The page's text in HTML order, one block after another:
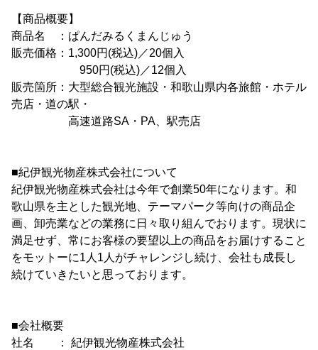
【商品概要】
商品名 ：ぱんだみるくまんじゅう
販売価格：1,300円(税込)／20個入
950円(税込)／12個入
販売箇所：大型総合観光施設・和歌山県内各旅館・ホテル
売店・道の駅・
高速道路SA・PA、駅売店
■紀伊観光物産株式会社について
紀伊観光物産株式会社は今年で創業50年になります。和
歌山県を主とした観光地、テーマパーク等向けの商品企
画、卸売業などの業務に日々取り組んでおります。現状に
満足せず、常にお客様の要望以上の商品をお届けすること
をモットーに1人1人がチャレンジし続け、会社も成長し
続けていきたいと思っております。
■会社概要
社名 ： 紀伊観光物産株式会社